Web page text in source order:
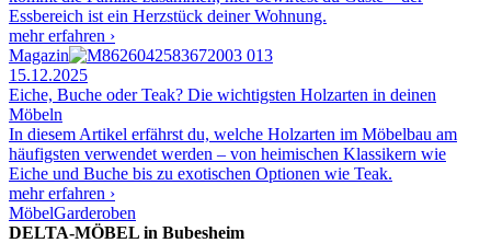
Essbereich ist ein Herzstück deiner Wohnung.
mehr erfahren ›
Magazin
15.12.2025
Eiche, Buche oder Teak? Die wichtigsten Holzarten in deinen
Möbeln
In diesem Artikel erfährst du, welche Holzarten im Möbelbau am
häufigsten verwendet werden – von heimischen Klassikern wie
Eiche und Buche bis zu exotischen Optionen wie Teak.
mehr erfahren ›
MöbelGarderoben
DELTA-MÖBEL in Bubesheim